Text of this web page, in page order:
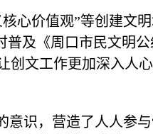
心价值观”等创建文
及《周口市民文明
文工作更加深入人心
识，营造了人人参